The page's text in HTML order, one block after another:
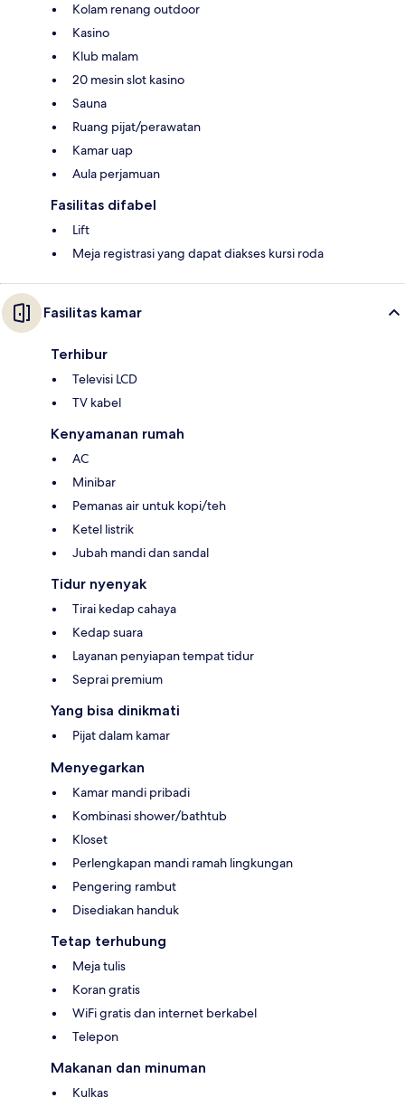
Kolam renang outdoor
Kasino
Klub malam
20 mesin slot kasino
Sauna
Ruang pijat/perawatan
Kamar uap
Aula perjamuan
Fasilitas difabel
Lift
Meja registrasi yang dapat diakses kursi roda
Fasilitas kamar
Terhibur
Televisi LCD
TV kabel
Kenyamanan rumah
AC
Minibar
Pemanas air untuk kopi/teh
Ketel listrik
Jubah mandi dan sandal
Tidur nyenyak
Tirai kedap cahaya
Kedap suara
Layanan penyiapan tempat tidur
Seprai premium
Yang bisa dinikmati
Pijat dalam kamar
Menyegarkan
Kamar mandi pribadi
Kombinasi shower/bathtub
Kloset
Perlengkapan mandi ramah lingkungan
Pengering rambut
Disediakan handuk
Tetap terhubung
Meja tulis
Koran gratis
WiFi gratis dan internet berkabel
Telepon
Makanan dan minuman
Kulkas